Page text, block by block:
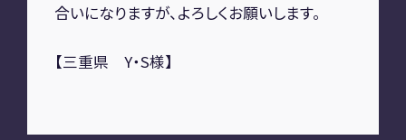
合いになりますが、よろしくお願いします。
【三重県 Y・S様】